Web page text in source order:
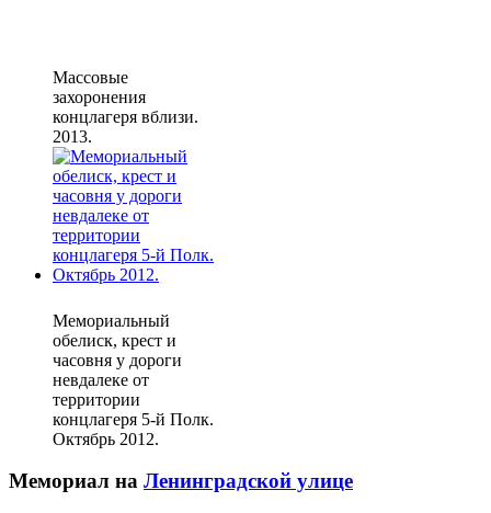
Массовые
захоронения
концлагеря вблизи.
2013.
Мемориальный
обелиск, крест и
часовня у дороги
невдалеке от
территории
концлагеря 5-й Полк.
Октябрь 2012.
Мемориал на Ленинградской улице